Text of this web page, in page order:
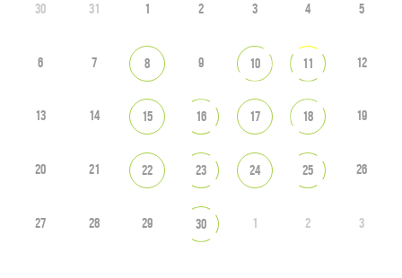
30 31 1 2 3 4 5
6 7 8 9 10 11 12
13 14 15 16 17 18 19
20 21 22 23 24 25 26
27 28 29 30 1 2 3